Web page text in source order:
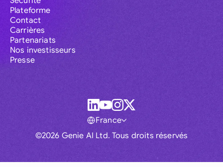
Plateforme
Contact
Carrières
Partenariats
Nos investisseurs
Presse
©2026 Genie AI Ltd. Tous droits réservés
France
Global